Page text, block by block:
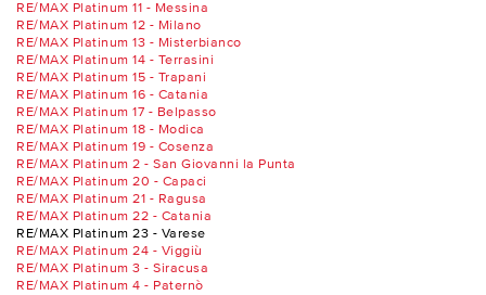
RE/MAX Platinum 11 - Messina
RE/MAX Platinum 12 - Milano
RE/MAX Platinum 13 - Misterbianco
RE/MAX Platinum 14 - Terrasini
RE/MAX Platinum 15 - Trapani
RE/MAX Platinum 16 - Catania
RE/MAX Platinum 17 - Belpasso
RE/MAX Platinum 18 - Modica
RE/MAX Platinum 19 - Cosenza
RE/MAX Platinum 2 - San Giovanni la Punta
RE/MAX Platinum 20 - Capaci
RE/MAX Platinum 21 - Ragusa
RE/MAX Platinum 22 - Catania
RE/MAX Platinum 23 - Varese
RE/MAX Platinum 24 - Viggiù
RE/MAX Platinum 3 - Siracusa
RE/MAX Platinum 4 - Paternò